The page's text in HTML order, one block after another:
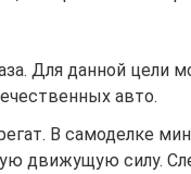
Для данной цели
авто.
В самоделке
движущую силу.